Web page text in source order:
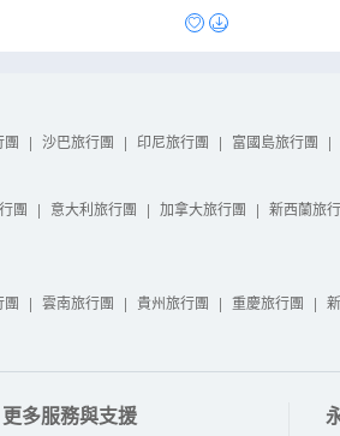
團 | 沙巴旅行團 | 印尼旅行團 | 富國島旅行團 |
團 | 意大利旅行團 | 加拿大旅行團 | 新西蘭旅
團 | 雲南旅行團 | 貴州旅行團 | 重慶旅行團 |
更多服務與支援